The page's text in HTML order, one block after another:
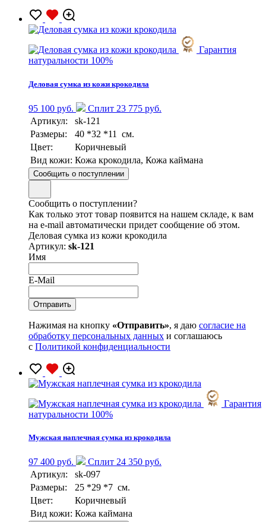
Гарантия
натуральности 100%
Деловая сумка из кожи крокодила
95 100 руб.
Сплит 23 775 руб.
Артикул:
sk-121
Размеры:
40 *32 *11 см.
Цвет:
Коричневый
Вид кожи: Кожа крокодила, Кожа каймана
Сообщить о поступлении
Сообщить о поступлении?
Как только этот товар появится на нашем складе, к вам
на e-mail автоматически придет сообщение об этом.
Деловая сумка из кожи крокодила
Артикул: sk-121
Имя
E-Mail
Нажимая на кнопку «Отправить», я даю согласие на
обработку персональных данных и соглашаюсь
с Политикой конфиденциальности
Гарантия
натуральности 100%
Мужская наплечная сумка из крокодила
97 400 руб.
Сплит 24 350 руб.
Артикул:
sk-097
Размеры:
25 *29 *7 см.
Цвет:
Коричневый
Вид кожи: Кожа каймана